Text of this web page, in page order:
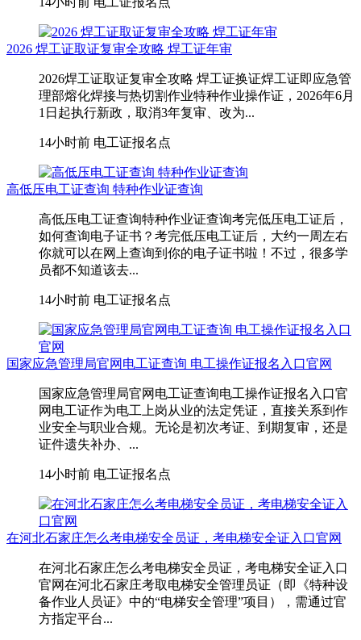
2026 焊工证取证复审全攻略 焊工证年审
2026焊工证取证复审全攻略 焊工证换证焊工证即应急管
理部熔化焊接与热切割作业特种作业操作证，2026年6月
1日起执行新政，取消3年复审、改为...
14小时前 电工证报名点
高低压电工证查询 特种作业证查询
高低压电工证查询特种作业证查询考完低压电工证后，
如何查询电子证书？考完低压电工证后，大约一周左右
你就可以在网上查询到你的电子证书啦！不过，很多学
员都不知道该去...
14小时前 电工证报名点
国家应急管理局官网电工证查询 电工操作证报名入口官网
国家应急管理局官网电工证查询电工操作证报名入口官
网电工证作为电工上岗从业的法定凭证，直接关系到作
业安全与职业合规。无论是初次考证、到期复审，还是
证件遗失补办、...
14小时前 电工证报名点
在河北石家庄怎么考电梯安全员证，考电梯安全证入口官网
在河北石家庄怎么考电梯安全员证，考电梯安全证入口
官网在河北石家庄考取‌电梯安全管理员证‌（即《特种设
备作业人员证》中的“电梯安全管理”项目），需通过官
方指定平台...